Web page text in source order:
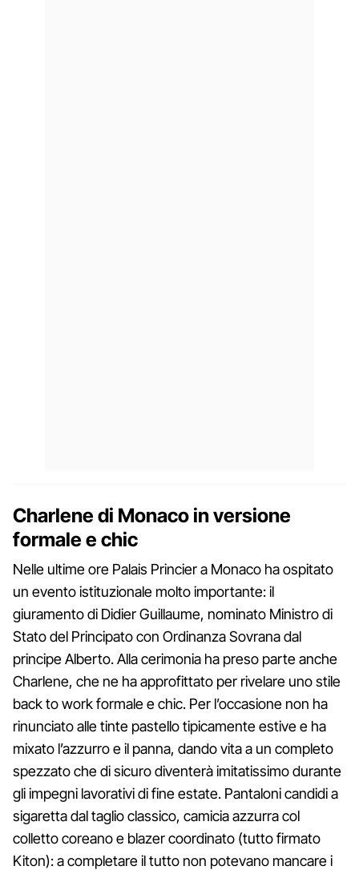
Charlene di Monaco in versione
formale e chic
Nelle ultime ore Palais Princier a Monaco ha ospitato
un evento istituzionale molto importante: il
giuramento di Didier Guillaume, nominato Ministro di
Stato del Principato con Ordinanza Sovrana dal
principe Alberto. Alla cerimonia ha preso parte anche
Charlene, che ne ha approfittato per rivelare uno stile
back to work formale e chic. Per l’occasione non ha
rinunciato alle tinte pastello tipicamente estive e ha
mixato l’azzurro e il panna, dando vita a un completo
spezzato che di sicuro diventerà imitatissimo durante
gli impegni lavorativi di fine estate. Pantaloni candidi a
sigaretta dal taglio classico, camicia azzurra col
colletto coreano e blazer coordinato (tutto firmato
Kiton): a completare il tutto non potevano mancare i